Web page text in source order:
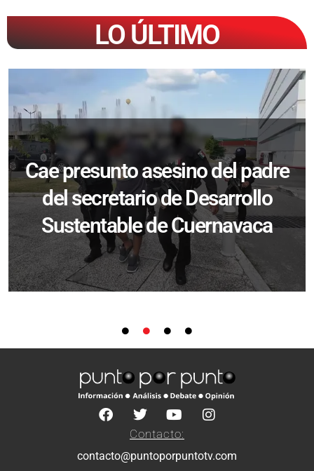
LO ÚLTIMO
Cae presunto asesino del padre
del secretario de Desarrollo
Sustentable de Cuernavaca
Contacto:
contacto@puntoporpuntotv.com